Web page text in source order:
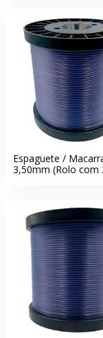
Espaguete /
3,50mm (Rolo com